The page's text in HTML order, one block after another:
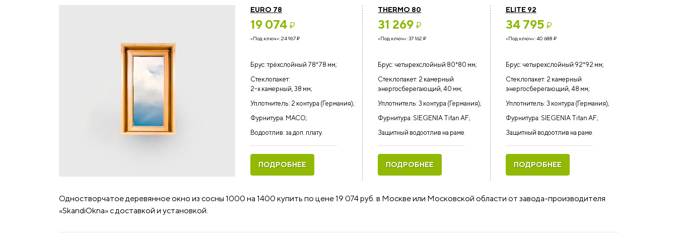
EURO 78
19 074 ₽
«Под ключ»:24 967₽
Брус: трёхслойный 78*78 мм;
Стеклопакет:
2-х камерный, 38 мм;
Уплотнитель: 2 контура (Германия);
Фурнитура: MACO;
Водоотлив: за доп. плату.
ПОДРОБНЕЕ
THERMO 80
31 269 ₽
«Под ключ»:37 162 ₽
Брус: четырехслойный 80*80 мм;
Стеклопакет: 2 камерный
энергосберегающий, 40 мм;
Уплотнитель: 3 контура (Германия);
Фурнитура: SIEGENIA Titan AF;
Защитный водоотлив на раме.
ПОДРОБНЕЕ
ELITE 92
34 795 ₽
«Под ключ»:40 688 ₽
Брус: четырехслойный 92*92 мм;
Стеклопакет: 2 камерный
энергосберегающий, 48 мм;
Уплотнитель: 3 контура (Германия);
Фурнитура: SIEGENIA Titan AF;
Защитный водоотлив на раме.
ПОДРОБНЕЕ
Одностворчатое деревянное окно из сосны 1000 на 1400 купить по цене 19 074 руб. в Москве или Московской области от завода-производителя
«SkandiOkna» с доставкой и установкой.